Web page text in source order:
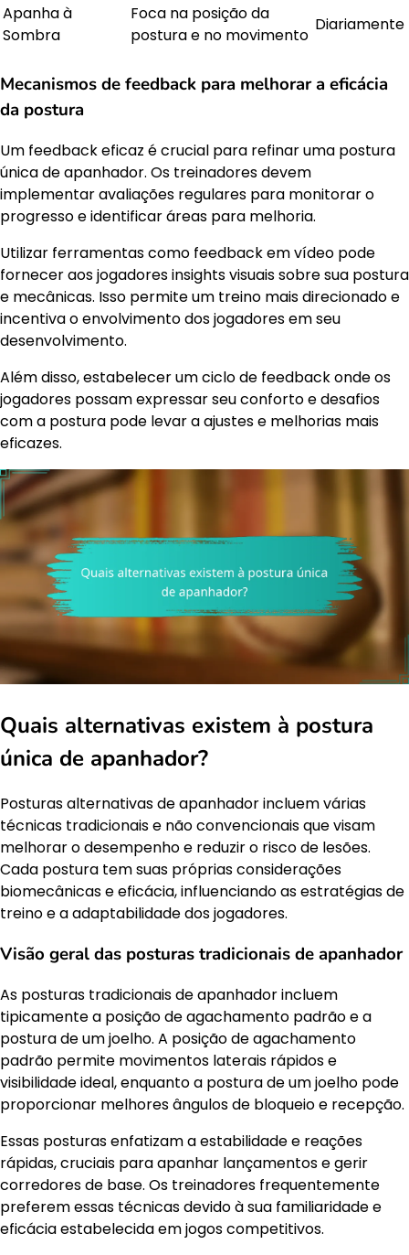
Apanha à
Sombra
Foca na posição da
postura e no movimento
Diariamente
Mecanismos de feedback para melhorar a eficácia
da postura
Um feedback eficaz é crucial para refinar uma postura
única de apanhador. Os treinadores devem
implementar avaliações regulares para monitorar o
progresso e identificar áreas para melhoria.
Utilizar ferramentas como feedback em vídeo pode
fornecer aos jogadores insights visuais sobre sua postura
e mecânicas. Isso permite um treino mais direcionado e
incentiva o envolvimento dos jogadores em seu
desenvolvimento.
Além disso, estabelecer um ciclo de feedback onde os
jogadores possam expressar seu conforto e desafios
com a postura pode levar a ajustes e melhorias mais
eficazes.
Quais alternativas existem à postura
única de apanhador?
Posturas alternativas de apanhador incluem várias
técnicas tradicionais e não convencionais que visam
melhorar o desempenho e reduzir o risco de lesões.
Cada postura tem suas próprias considerações
biomecânicas e eficácia, influenciando as estratégias de
treino e a adaptabilidade dos jogadores.
Visão geral das posturas tradicionais de apanhador
As posturas tradicionais de apanhador incluem
tipicamente a posição de agachamento padrão e a
postura de um joelho. A posição de agachamento
padrão permite movimentos laterais rápidos e
visibilidade ideal, enquanto a postura de um joelho pode
proporcionar melhores ângulos de bloqueio e recepção.
Essas posturas enfatizam a estabilidade e reações
rápidas, cruciais para apanhar lançamentos e gerir
corredores de base. Os treinadores frequentemente
preferem essas técnicas devido à sua familiaridade e
eficácia estabelecida em jogos competitivos.